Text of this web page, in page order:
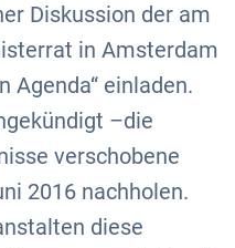
Diskussion der am
in Amsterdam
Agenda“ einladen.
–die
verschobene
2016 nachholen.
diese